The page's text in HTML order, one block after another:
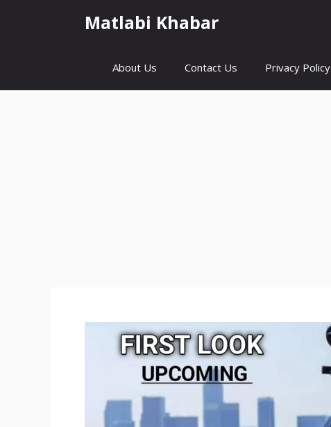
Matlabi Khabar
About Us Contact Us Privacy Policy